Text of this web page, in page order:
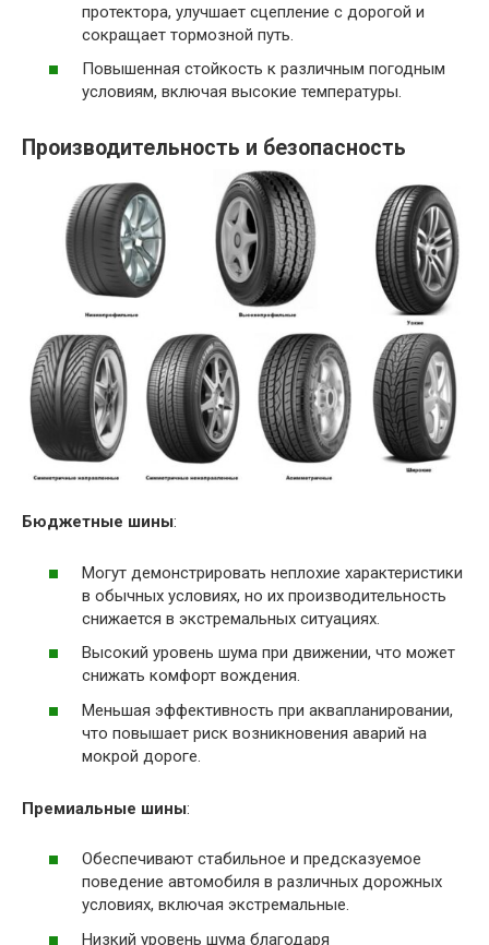
протектора, улучшает сцепление с дорогой и
сокращает тормозной путь.
Повышенная стойкость к различным погодным
условиям, включая высокие температуры.
Производительность и безопасность
Бюджетные шины:
Могут демонстрировать неплохие характеристики
в обычных условиях, но их производительность
снижается в экстремальных ситуациях.
Высокий уровень шума при движении, что может
снижать комфорт вождения.
Меньшая эффективность при аквапланировании,
что повышает риск возникновения аварий на
мокрой дороге.
Премиальные шины:
Обеспечивают стабильное и предсказуемое
поведение автомобиля в различных дорожных
условиях, включая экстремальные.
Низкий уровень шума благодаря